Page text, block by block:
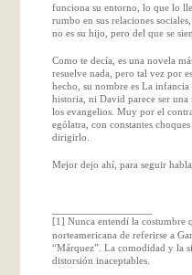
funciona su entorno, lo que lo
rumbo en sus relaciones
no es su hijo, pero del que se
Como te decía, es una novela
resuelve nada, pero tal vez por
hecho, su nombre es La infancia
historia, ni David parece ser una
los evangelios. Muy por el
ególatra, con constantes
dirigirlo.
Mejor dejo ahí, para seguir
[1] Nunca entendí la costumbre
norteamericana de referirse a
“Márquez”. La comodidad y la
distorsión inaceptables.